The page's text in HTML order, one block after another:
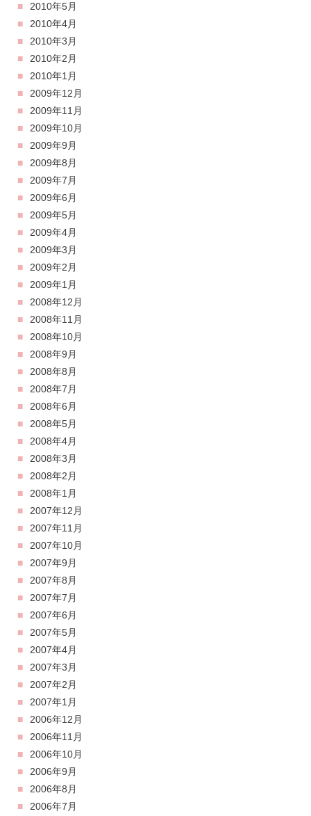
2010年5月
2010年4月
2010年3月
2010年2月
2010年1月
2009年12月
2009年11月
2009年10月
2009年9月
2009年8月
2009年7月
2009年6月
2009年5月
2009年4月
2009年3月
2009年2月
2009年1月
2008年12月
2008年11月
2008年10月
2008年9月
2008年8月
2008年7月
2008年6月
2008年5月
2008年4月
2008年3月
2008年2月
2008年1月
2007年12月
2007年11月
2007年10月
2007年9月
2007年8月
2007年7月
2007年6月
2007年5月
2007年4月
2007年3月
2007年2月
2007年1月
2006年12月
2006年11月
2006年10月
2006年9月
2006年8月
2006年7月